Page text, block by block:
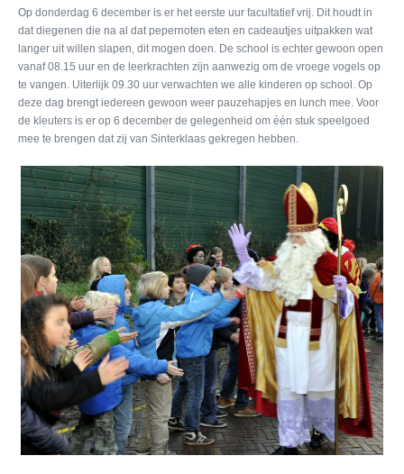
Op donderdag 6 december is er het eerste uur facultatief vrij. Dit houdt in
dat diegenen die na al dat pepernoten eten en cadeautjes uitpakken wat
langer uit willen slapen, dit mogen doen. De school is echter gewoon open
vanaf 08.15 uur en de leerkrachten zijn aanwezig om de vroege vogels op
te vangen. Uiterlijk 09.30 uur verwachten we alle kinderen op school. Op
deze dag brengt iedereen gewoon weer pauzehapjes en lunch mee. Voor
de kleuters is er op 6 december de gelegenheid om één stuk speelgoed
mee te brengen dat zij van Sinterklaas gekregen hebben.
Wij hopen op een fantastisch en gezellig sinterklaasfeest!
Jeugd en gezin: de Sint Parkeerouders gezocht